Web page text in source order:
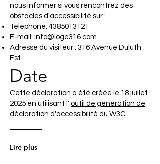
nous informer si vous rencontrez des
obstacles d'accessibilité sur :
Téléphone: 4385013121
E-mail: info@loge316.com
Adresse du visiteur : 316 Avenue Duluth
Est
Date
Cette déclaration a été créée le 18 juillet
2025 en utilisant l' outil de génération de
déclaration d'accessibilité du W3C
Lire plus